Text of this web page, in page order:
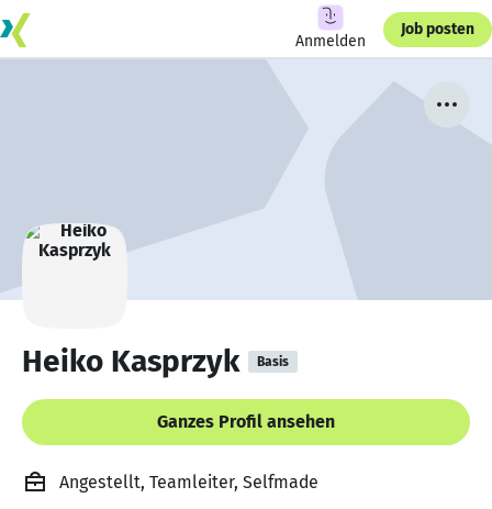
Anmelden
Job posten
Heiko Kasprzyk Basis
Ganzes Profil ansehen
Angestellt, Teamleiter, Selfmade